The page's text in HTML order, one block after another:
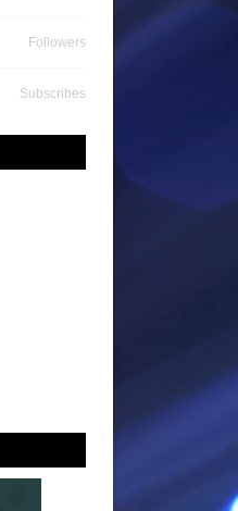
Followers
Subscribes